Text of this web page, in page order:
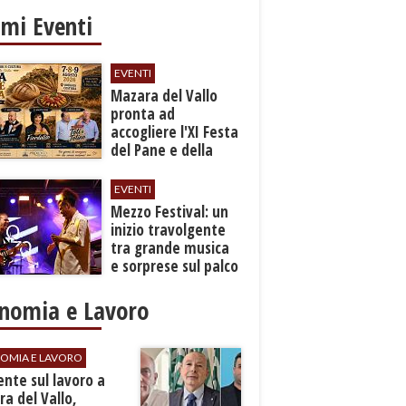
Eventi
EVENTI
Mazara del Vallo
pronta ad
accogliere l'XI Festa
del Pane e della
EVENTI
Mezzo Festival: un
inizio travolgente
tra grande musica
e sorprese sul palco
e Lavoro
E LAVORO
sul lavoro a
del Vallo,